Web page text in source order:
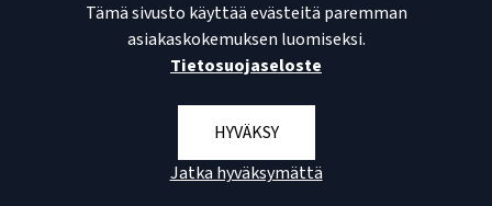
Tämä sivusto käyttää evästeitä paremman
asiakaskokemuksen luomiseksi.
Tietosuojaseloste
HYVÄKSY
Jatka hyväksymättä